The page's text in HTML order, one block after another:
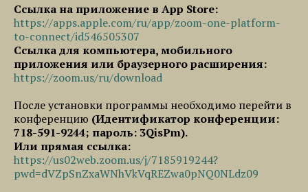
Ссылка на приложение в App Store:
https://apps.apple.com/ru/app/zoom-one-platform-
to-connect/id546505307
Ссылка для компьютера, мобильного
приложения или браузерного расширения:
https://zoom.us/ru/download
После установки программы необходимо перейти в
конференцию (Идентификатор конференции:
718-591-9244; пароль: 3QisPm).
Или прямая ссылка:
https://us02web.zoom.us/j/7185919244?
pwd=dVZpSnZxaWNhVkVqREZwa0pNQ0NLdz09